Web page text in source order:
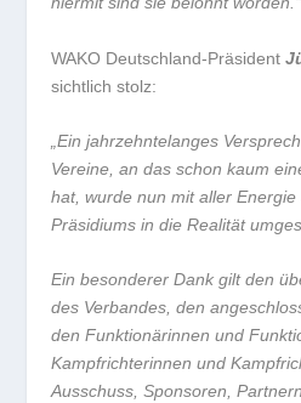
WAKO Deutschland-Präsident
sichtlich stolz:
„Ein jahrzehntelanges
Vereine, an das schon kaum
hat, wurde nun mit aller
Präsidiums in die Realität
Ein besonderer Dank gilt den
des Verbandes, den
den Funktionärinnen und
Kampfrichterinnen und
Ausschuss, Sponsoren,